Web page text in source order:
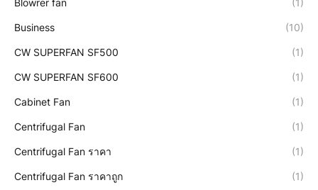
Blowrer fan (1)
Business (10)
CW SUPERFAN SF500 (1)
CW SUPERFAN SF600 (1)
Cabinet Fan (1)
Centrifugal Fan (1)
Centrifugal Fan ราคา (1)
Centrifugal Fan ราคาถูก (1)